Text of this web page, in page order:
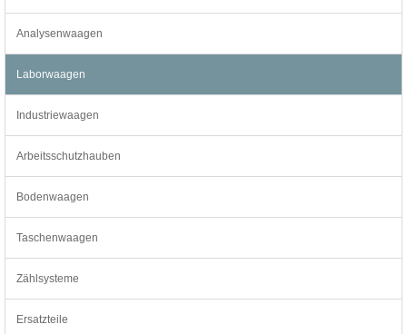
Analysenwaagen
Laborwaagen
Industriewaagen
Arbeitsschutzhauben
Bodenwaagen
Taschenwaagen
Zählsysteme
Ersatzteile